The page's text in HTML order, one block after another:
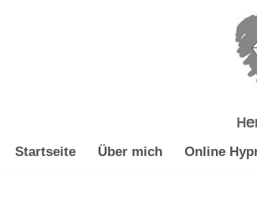
Startseite Über mich Online